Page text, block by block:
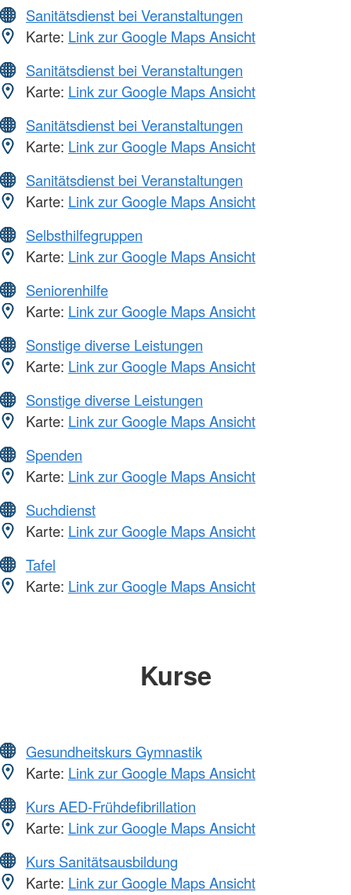
Sanitätsdienst bei Veranstaltungen
Karte: Link zur Google Maps Ansicht
Sanitätsdienst bei Veranstaltungen
Karte: Link zur Google Maps Ansicht
Sanitätsdienst bei Veranstaltungen
Karte: Link zur Google Maps Ansicht
Sanitätsdienst bei Veranstaltungen
Karte: Link zur Google Maps Ansicht
Selbsthilfegruppen
Karte: Link zur Google Maps Ansicht
Seniorenhilfe
Karte: Link zur Google Maps Ansicht
Sonstige diverse Leistungen
Karte: Link zur Google Maps Ansicht
Sonstige diverse Leistungen
Karte: Link zur Google Maps Ansicht
Spenden
Karte: Link zur Google Maps Ansicht
Suchdienst
Karte: Link zur Google Maps Ansicht
Tafel
Karte: Link zur Google Maps Ansicht
Kurse
Gesundheitskurs Gymnastik
Karte: Link zur Google Maps Ansicht
Kurs AED-Frühdefibrillation
Karte: Link zur Google Maps Ansicht
Kurs Sanitätsausbildung
Karte: Link zur Google Maps Ansicht